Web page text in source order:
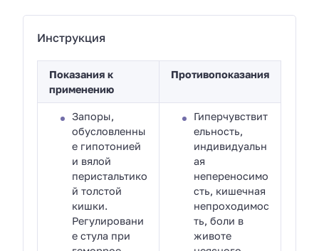
Инструкция
Показания к
применению
Противопоказания
Запоры,
обусловленны
е гипотонией
и вялой
перистальтико
й толстой
кишки.
Регулировани
е стула при
Гиперчувствит
ельность,
индивидуальн
ая
непереносимо
сть, кишечная
непроходимос
ть, боли в
животе